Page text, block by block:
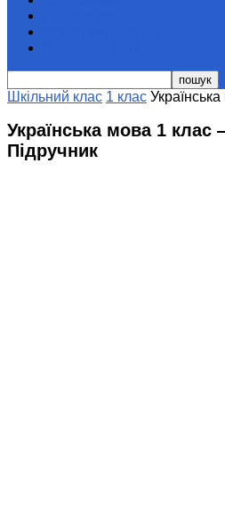
Шкільний клас 1 клас
Українська мова 1
Підручник